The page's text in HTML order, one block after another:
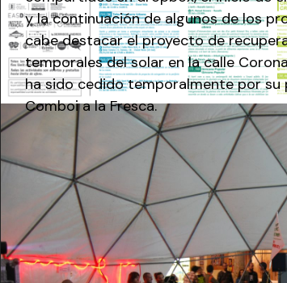
y la continuación de algunos de los
cabe destacar el proyecto de
temporales delsolar en la calle
ha sido cedido temporalmente por
Comboi a la Fresca.